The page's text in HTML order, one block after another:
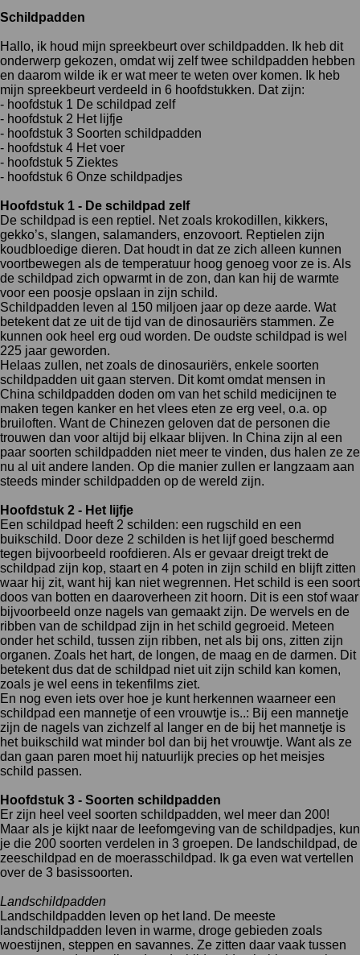
Schildpadden
Hallo, ik houd mijn spreekbeurt over schildpadden. Ik heb dit
onderwerp gekozen, omdat wij zelf twee schildpadden hebben
en daarom wilde ik er wat meer te weten over komen. Ik heb
mijn spreekbeurt verdeeld in 6 hoofdstukken. Dat zijn:
- hoofdstuk 1 De schildpad zelf
- hoofdstuk 2 Het lijfje
- hoofdstuk 3 Soorten schildpadden
- hoofdstuk 4 Het voer
- hoofdstuk 5 Ziektes
- hoofdstuk 6 Onze schildpadjes
Hoofdstuk 1 - De schildpad zelf
De schildpad is een reptiel. Net zoals krokodillen, kikkers,
gekko’s, slangen, salamanders, enzovoort. Reptielen zijn
koudbloedige dieren. Dat houdt in dat ze zich alleen kunnen
voortbewegen als de temperatuur hoog genoeg voor ze is. Als
de schildpad zich opwarmt in de zon, dan kan hij de warmte
voor een poosje opslaan in zijn schild.
Schildpadden leven al 150 miljoen jaar op deze aarde. Wat
betekent dat ze uit de tijd van de dinosauriërs stammen. Ze
kunnen ook heel erg oud worden. De oudste schildpad is wel
225 jaar geworden.
Helaas zullen, net zoals de dinosauriërs, enkele soorten
schildpadden uit gaan sterven. Dit komt omdat mensen in
China schildpadden doden om van het schild medicijnen te
maken tegen kanker en het vlees eten ze erg veel, o.a. op
bruiloften. Want de Chinezen geloven dat de personen die
trouwen dan voor altijd bij elkaar blijven. In China zijn al een
paar soorten schildpadden niet meer te vinden, dus halen ze ze
nu al uit andere landen. Op die manier zullen er langzaam aan
steeds minder schildpadden op de wereld zijn.
Hoofdstuk 2 - Het lijfje
Een schildpad heeft 2 schilden: een rugschild en een
buikschild. Door deze 2 schilden is het lijf goed beschermd
tegen bijvoorbeeld roofdieren. Als er gevaar dreigt trekt de
schildpad zijn kop, staart en 4 poten in zijn schild en blijft zitten
waar hij zit, want hij kan niet wegrennen. Het schild is een soort
doos van botten en daaroverheen zit hoorn. Dit is een stof waar
bijvoorbeeld onze nagels van gemaakt zijn. De wervels en de
ribben van de schildpad zijn in het schild gegroeid. Meteen
onder het schild, tussen zijn ribben, net als bij ons, zitten zijn
organen. Zoals het hart, de longen, de maag en de darmen. Dit
betekent dus dat de schildpad niet uit zijn schild kan komen,
zoals je wel eens in tekenfilms ziet.
En nog even iets over hoe je kunt herkennen waarneer een
schildpad een mannetje of een vrouwtje is..: Bij een mannetje
zijn de nagels van zichzelf al langer en de bij het mannetje is
het buikschild wat minder bol dan bij het vrouwtje. Want als ze
dan gaan paren moet hij natuurlijk precies op het meisjes
schild passen.
Hoofdstuk 3 - Soorten schildpadden
Er zijn heel veel soorten schildpadden, wel meer dan 200!
Maar als je kijkt naar de leefomgeving van de schildpadjes, kun
je die 200 soorten verdelen in 3 groepen. De landschildpad, de
zeeschildpad en de moerasschildpad. Ik ga even wat vertellen
over de 3 basissoorten.
Landschildpadden
Landschildpadden leven op het land. De meeste
landschildpadden leven in warme, droge gebieden zoals
woestijnen, steppen en savannes. Ze zitten daar vaak tussen